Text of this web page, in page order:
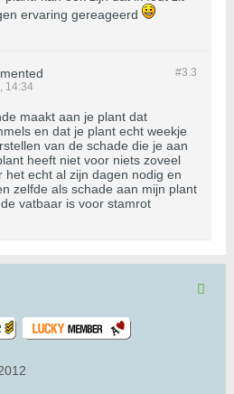
ervaring gereageerd
#3.3
14:34
maakt aan je plant dat
en dat je plant echt weekje
van de schade die je aan
heeft niet voor niets zoveel
het echt al zijn dagen nodig en
zelfde als schade aan mijn plant
vatbaar is voor stamrot